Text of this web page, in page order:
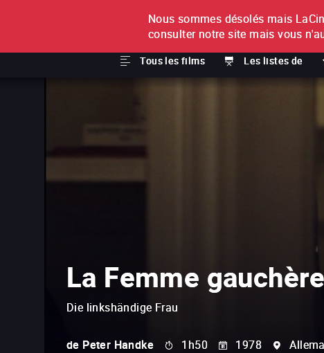
À L'UNITÉ
Tous les films Les listes de
ABONNEMENT
La Femme
Die linkshändige Frau
de Peter Handke 1h50 1978
Nous sommes désolés mais
consulter notre site mais vous